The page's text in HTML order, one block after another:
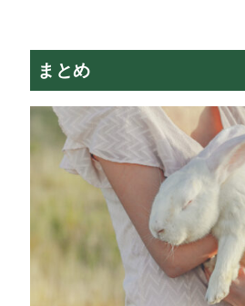
まとめ